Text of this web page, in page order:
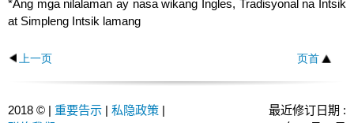
ang prinsipyo ng mabuting pamamahala, at gagawin ang
lahat ng ating makakaya upang maisakatuparan ang misyon
karagdagan, sisikapin naming magkuwento ng
magagandang kuwento tungkol sa CSD at Hong Kong sa
sa gawaing pangangalaga, rehabilitasyon at edukasyon sa
paglikha ng mga pagkakataon sa rehabilitasyon sa
pakikipagtulungan sa mga stakeholder ng komunidad
mga pagpapahalaga sa pamamagitan ng edukasyon sa
komunidad
Misyon
nasa kustodiya upang magparehistro para sa isang user
account bago gamitin ang SVEBS. Maaaring magparehistro
mga sumusunod na paraan:
Gamitin ang "iAM Smart" na mobile application;
Bisitahin ang webpage ng
SVEBS na webpage*sa
function mula Nobyembre 1. Narito ang mga highlight ng
Social Visit e-Booking Service:
Naaangkop ang serbisyong e-Booking ng #Social visit sa
idineklarang bisita ng isang person in custody (PIC) na may
pahintulot na ibinigay ng kinauukulang PIC.
pamamagitan ng edukasyon, publisidad at pakikilahok sa
Komunidad para sa mga Rehabilitadong mga Nagkasala*
noong huling bahagi ng 1999 para payuhan kami sa
mahalagang bahaging ito ng trabaho.
ito, ang Pangkat ay malapit nang nakikipagtulungan sa mga
ayusin ang mga aktibidad na ginawa para sa mga kabataan
para sa mga kabataan ng NEC. Bilang karagdagan, ang
Pangkat ay nakatuon sa pagpapatupad ng Project Nova
mapahusay ang madaling pagpunta sa mga lugar, mga
pasilidad at madaling pagkuha ng mga serbisyo ng
Access Co-ordinator at Deputy Access Co-ordinator sa
Access Officers sa Correctional Services Department
Address ：Correctional Services Department
Headquarters
* Para sa wastong paghahatid ng
*Ang mga nilalaman ay nasa wikang Ingles, Tradisyonal na Intsik
at Simpleng Intsik lamang
上一页 页首
2018 © | 重要告示 | 私隐政策 |
最近修订日期 :